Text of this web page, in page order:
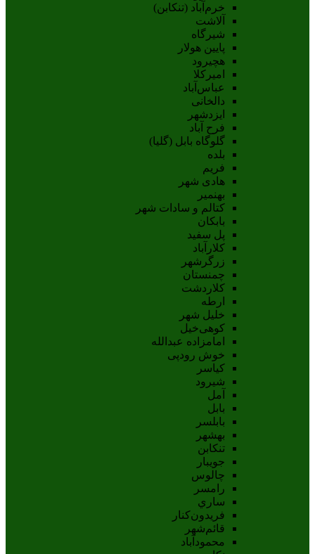
خرم‌آباد (تنکابن)
آلاشت
شیرگاه
پایین هولار
هچیرود
امیرکلا
عباس‌آباد
دالخانی
ایزدشهر
فرح آباد
گلوگاه بابل (گلیا)
بلده
فریم
هادی شهر
بهنمیر
کتالم و سادات شهر
بابکان
پل سفید
کلارآباد
زرگرشهر
چمنستان
کلاردشت
ارطه
خلیل شهر
کوهی‌خیل
امامزاده عبدالله
خوش رودپی
کیاسر
شیرود
آمل
بابل
بابلسر
بهشهر
تنکابن
جويبار
چالوس
رامسر
ساري
فريدون‌کنار
قائم‌شهر
محمودآباد